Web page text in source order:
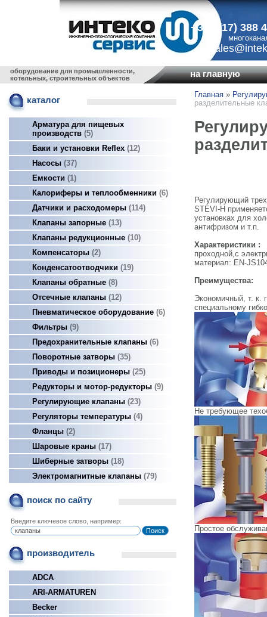
+375 (17) 388
оборудование для промышленности,
котельных, строительных объектов
на главную
каталог
Арматура для пищевых
производств 5
Баки и установки Reflex 12
Насосы 37
Емкости
1
Калориферы и теплообменники 6
Датчики и расходомеры 114
Клапаны запорные 13
Клапаны редукционные 10
Компенсаторы 2
Конденсатоотводчики
19
Клапаны обратные 8
Отсечные клапаны 12
Пневматическое оборудование 6
Фильтры 9
Предохранительные клапаны 6
Поворотные затворы 35
Приводы и позиционеры 25
Редукторы и мотор-редукторы 9
Регулирующие клапаны 23
Регуляторы температуры 4
Фланцы 2
Шаровые краны 17
Шиберные затворы 18
Электромагнитные клапаны 79
поиск по сайту
Введите ключевое слово, например:
производитель
ADCA
ARI-ARMATUREN
Becker
Главная »
разделительные
Регулирующий
STEVI-H
установках для
антифризом и т.п.
Характеристики :
проходной,с
материал: EN-
Преимущества:
Экономичный, т. к.
специальному
Не требующее
Простое